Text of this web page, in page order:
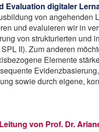
digitaler
von angehenden
und evaluieren wir in
von strukturierten und
II). Zum anderen
Elemente
sowie durch eigene,
von Prof. Dr.